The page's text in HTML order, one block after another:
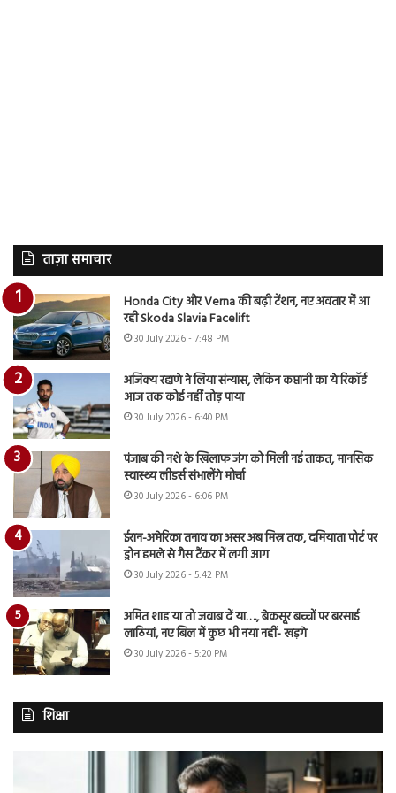
ताज़ा समाचार
Honda City और Verna की बढ़ी टेंशन, नए अवतार में आ
रही Skoda Slavia Facelift
30 July 2026 - 7:48 PM
अजिंक्य रहाणे ने लिया संन्यास, लेकिन कप्तानी का ये रिकॉर्ड
आज तक कोई नहीं तोड़ पाया
30 July 2026 - 6:40 PM
पंजाब की नशे के खिलाफ जंग को मिली नई ताकत, मानसिक
स्वास्थ्य लीडर्स संभालेंगे मोर्चा
30 July 2026 - 6:06 PM
ईरान-अमेरिका तनाव का असर अब मिस्र तक, दमियाता पोर्ट पर
ड्रोन हमले से गैस टैंकर में लगी आग
30 July 2026 - 5:42 PM
अमित शाह या तो जवाब दें या…., बेकसूर बच्चों पर बरसाई
लाठियां, नए बिल में कुछ भी नया नहीं- खड़गे
30 July 2026 - 5:20 PM
शिक्षा